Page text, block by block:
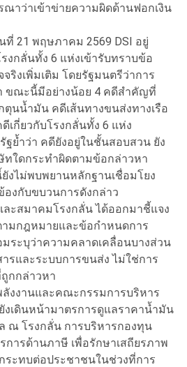
ณาว่าเข้าข่ายความผิดด้านฟอกเงิน
21 พฤษภาคม 2569 DSI อยู่
งกลั่นทั้ง 6 แห่งเข้ารับทราบข้อ
ริงเพิ่มเติม โดยรัฐมนตรีว่าการ
ขณะนี้มีอย่างน้อย 4 คดีสำคัญที่
นน้ำมัน คดีเส้นทางขนส่งทางเรือ
กี่ยวกับโรงกลั่นทั้ง 6 แห่ง
ฐย้ำว่า คดียังอยู่ในชั้นสอบสวน ยัง
ทใดกระทำผิดตามข้อกล่าวหา
ไม่พบพยานหลักฐานเชื่อมโยง
องกับขบวนการดังกล่าว
ะสมาคมโรงกลั่น ได้ออกมาชี้แจง
มกฎหมายและข้อกำหนดการ
ระบุว่าความคลาดเคลื่อนบางส่วน
รและระบบการขนส่ง ไม่ใช่การ
กกล่าวหา
งงานและคณะกรรมการบริหาร
งเดินหน้ามาตรการดูแลราคาน้ำมัน
ณ โรงกลั่น การบริหารกองทุน
การด้านภาษี เพื่อรักษาเสถียรภาพ
ระทบต่อประชาชนในช่วงที่การ